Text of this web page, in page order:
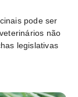
pode ser
não
legislativas